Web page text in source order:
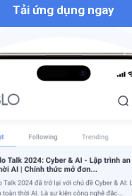
xác thực.
Mã lỗi được trả về
này sẽ là:
vân tay đã lấy
để đọc, nhắc
làm sạch bộ cảm
Tải ứng dụng ngay